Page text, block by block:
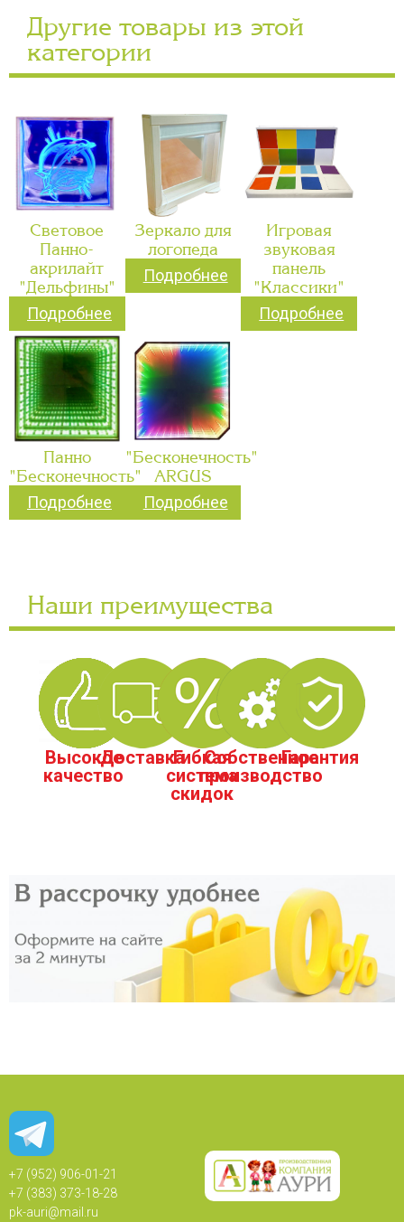
Другие товары из этой
категории
Световое
Панно-
акрилайт
"Дельфины"
Подробнее
Зеркало для
логопеда
Подробнее
Игровая
звуковая
панель
"Классики"
Подробнее
Панно
"Бесконечность"
Подробнее
"Бесконечность"
ARGUS
Подробнее
Наши преимущества
Высокое
качество
ДоставкаГибкая
система
скидок
Собственное
производство
Гарантия
+7 (952) 906-01-21
+7 (383) 373-18-28
pk-auri@mail.ru